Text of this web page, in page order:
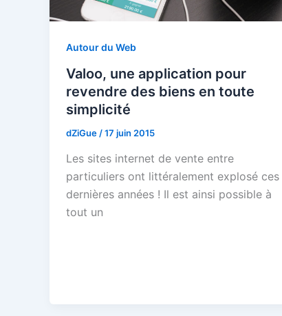
Autour du Web
Valoo, une application pour
revendre des biens en toute
simplicité
dZiGue /17 juin 2015
Les sites internet de vente entre
particuliers ont littéralement explosé ces
dernières années ! Il est ainsi possible à
tout un